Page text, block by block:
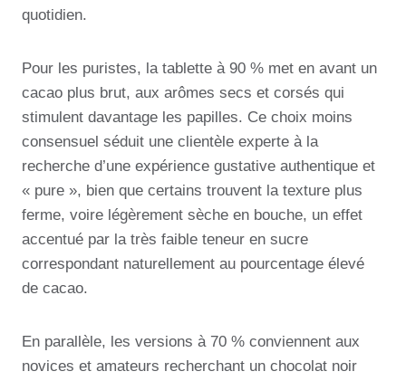
quotidien.
Pour les puristes, la tablette à 90 % met en avant un
cacao plus brut, aux arômes secs et corsés qui
stimulent davantage les papilles. Ce choix moins
consensuel séduit une clientèle experte à la
recherche d’une expérience gustative authentique et
« pure », bien que certains trouvent la texture plus
ferme, voire légèrement sèche en bouche, un effet
accentué par la très faible teneur en sucre
correspondant naturellement au pourcentage élevé
de cacao.
En parallèle, les versions à 70 % conviennent aux
novices et amateurs recherchant un chocolat noir